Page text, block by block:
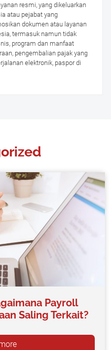
resmi, yang dikeluarkan
atau pejabat yang
dokumen atau layanan
termasuk namun tidak
program dan manfaat
pengembalian pajak yang
elektronik, paspor di
Payroll
Saling Terkait?